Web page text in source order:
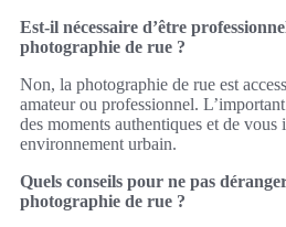
Est-il nécessaire d’être
photographie de rue ?
Non, la photographie de rue est
amateur ou professionnel.
des moments authentiques et de vous
environnement urbain.
Quels conseils pour ne pas
photographie de rue ?